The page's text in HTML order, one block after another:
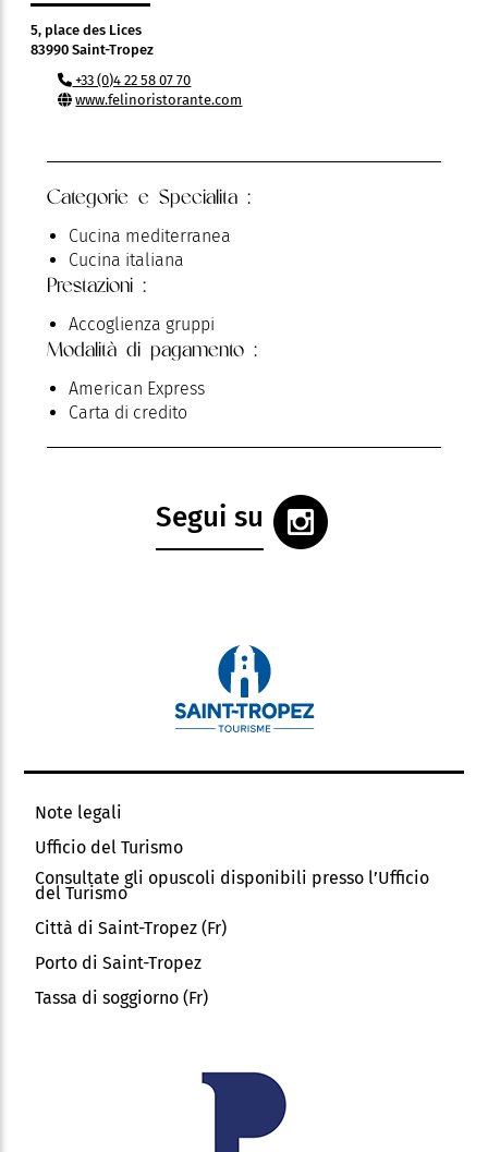
5, place des Lices
83990 Saint-Tropez
+33 (0)4 22 58 07 70
www.felinoristorante.com
Categorie e Specialita :
Cucina mediterranea
Cucina italiana
Prestazioni :
Accoglienza gruppi
Modalità di pagamento :
American Express
Carta di credito
Segui su
Note legali
Ufficio del Turismo
Consultate gli opuscoli disponibili presso l’Ufficio
del Turismo
Città di Saint-Tropez (Fr)
Porto di Saint-Tropez
Tassa di soggiorno (Fr)